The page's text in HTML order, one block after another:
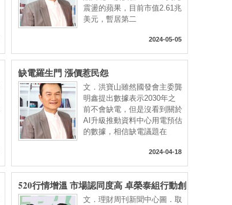
震盪的蘋果，目前市值2.61兆
美元，暫居第二
2024-05-05
缺電羅生門 漲價惹民怨
文．洪寶山雖然國發會主委龔
明鑫提出數據表示2030年之
前不會缺電，但是沒看到關於
AI升級推動資料中心用電預估
的數據，相信缺電議題在
2024-04-18
520行情增溫 市場認同度高 卓榮泰組行動創
新AI內閣
文．理財周刊新聞中心圖．取